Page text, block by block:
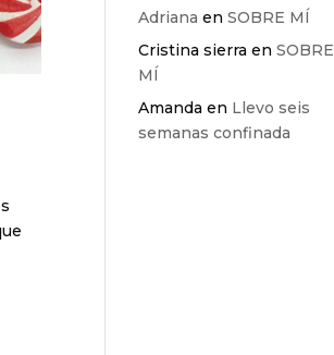
Adriana enSOBRE MÍ
Cristina sierra enSOBRE
MÍ
Amanda en Llevo seis
semanas confinada